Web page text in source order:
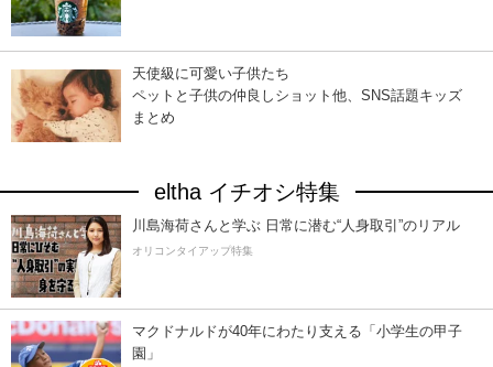
天使級に可愛い子供たち
ペットと子供の仲良しショット他、SNS話題キッズ
まとめ
eltha イチオシ特集
川島海荷さんと学ぶ 日常に潜む“人身取引”のリアル
オリコンタイアップ特集
マクドナルドが40年にわたり支える「小学生の甲子
園」